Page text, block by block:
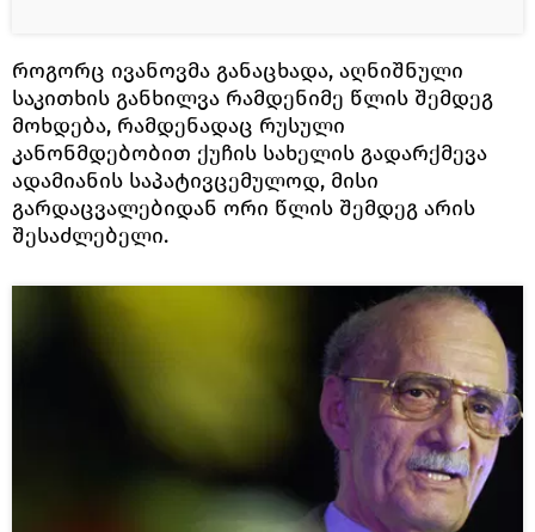
როგორც ივანოვმა განაცხადა, აღნიშნული
საკითხის განხილვა რამდენიმე წლის შემდეგ
მოხდება, რამდენადაც რუსული
კანონმდებობით ქუჩის სახელის გადარქმევა
ადამიანის საპატივცემულოდ, მისი
გარდაცვალებიდან ორი წლის შემდეგ არის
შესაძლებელი.